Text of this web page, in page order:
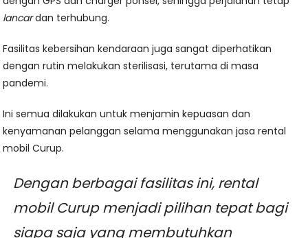
lancardan terhubung.
Fasilitas kebersihan kendaraan juga sangat diperhatikan
dengan rutin melakukan sterilisasi, terutama di masa
pandemi.
Ini semua dilakukan untuk menjamin kepuasan dan
kenyamanan pelanggan selama menggunakan jasa rental
mobil Curup.
Dengan berbagai fasilitas ini, rental
mobil Curup menjadi pilihan tepat bagi
siapa saja yang membutuhkan